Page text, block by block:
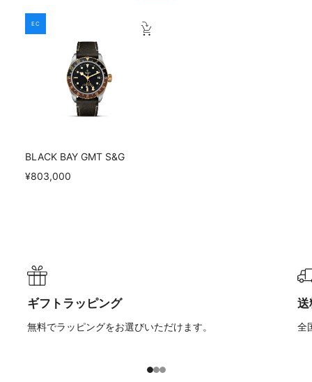
EC
BLACK BAY GMT S&G
¥803,000
ギフトラッピング
無料でラッピングをお選びいただけます。
送
全